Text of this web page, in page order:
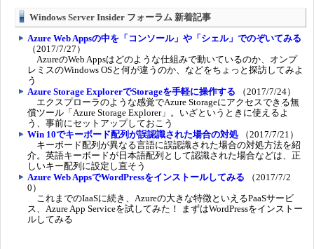
Windows Server Insider フォーラム 新着記事
Azure Web Appsの中を「コンソール」や「シェル」でのぞいてみる
（2017/7/27）
AzureのWeb Appsはどのような仕組みで動いているのか、オンプ
レミスのWindows OSと何が違うのか、などをちょっと探訪してみよ
う
Azure Storage ExplorerでStorageを手軽に操作する （2017/7/24）
エクスプローラのような感覚でAzure Storageにアクセスできる無
償ツール「Azure Storage Explorer」。いざというときに使えるよ
う、事前にセットアップしておこう
Win 10でキーボード配列が誤認識された場合の対処 （2017/7/21）
キーボード配列が異なる言語に誤認識された場合の対処方法を紹
介。英語キーボードが日本語配列として認識された場合などは、正
しいキー配列に設定し直そう
Azure Web AppsでWordPressをインストールしてみる （2017/7/2
0）
これまでのIaaSに続き、Azureの大きな特徴といえるPaaSサービ
ス、Azure App Serviceを試してみた！ まずはWordPressをインストー
ルしてみる